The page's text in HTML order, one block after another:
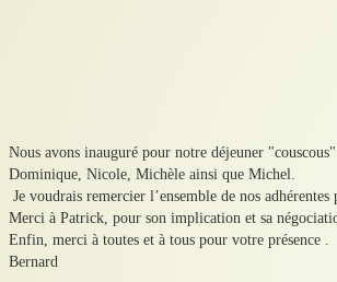
Nous avons inauguré pour notre déjeuner
Dominique, Nicole, Michèle ainsi que Michel.
Je voudrais remercier l’ensemble de nos
Merci à Patrick, pour son implication et sa
Enfin, merci à toutes et à tous pour votre présence .
Bernard